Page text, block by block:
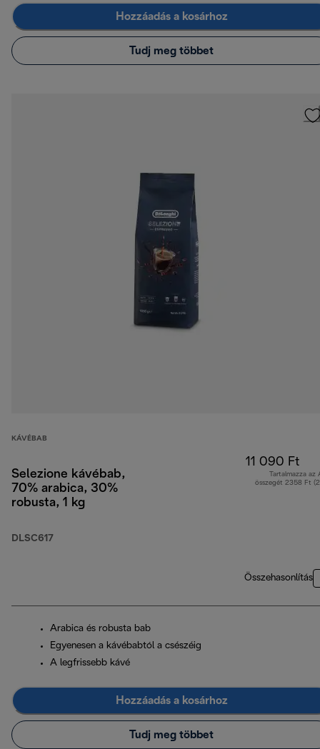
Hozzáadás a kosárhoz
Tudj meg többet
KÁVÉBAB
Selezione kávébab,
70% arabica, 30%
robusta, 1 kg
DLSC617
11 090 Ft
Tartalmazza az
összegét 2358 Ft
Összehasonlítás
Arabica és robusta bab
Egyenesen a kávébabtól a csészéig
A legfrissebb kávé
Hozzáadás a kosárhoz
Tudj meg többet